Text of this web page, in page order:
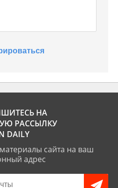
НА
РАССЫЛКУ
DAILY
сайта на ваш
адрес